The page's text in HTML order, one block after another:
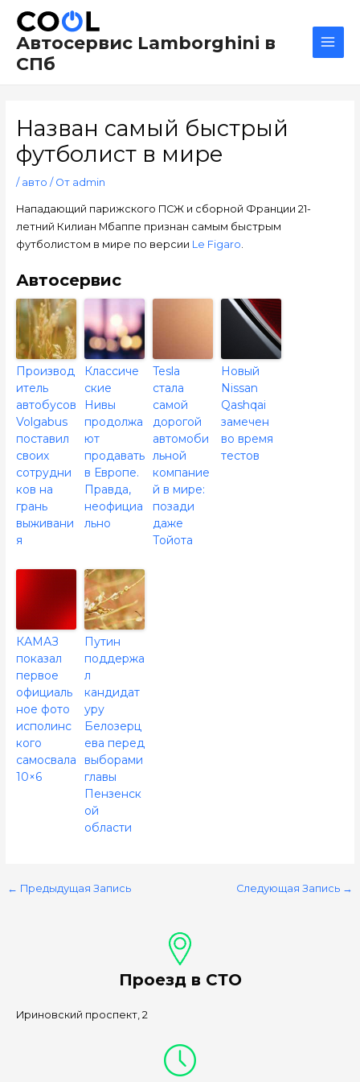
содержимому
Автосервис Lamborghini в
СПб
Назван самый быстрый
футболист в мире
/ авто / От admin
Нападающий парижского ПСЖ и сборной Франции 21-
летний Килиан Мбаппе признан самым быстрым
футболистом в мире по версии Le Figaro
Автосервис
Производ
итель
автобусов
Volgabus
поставил
своих
сотрудни
ков на
грань
выживани
я
Классиче
ские
Нивы
продолжа
ют
продавать
в Европе.
Правда,
неофициа
льно
Tesla
стала
самой
дорогой
автомоби
льной
компание
й в мире:
позади
даже
Тойота
Новый
Nissan
Qashqai
замечен
во время
тестов
КАМАЗ
показал
первое
официаль
ное фото
исполинс
кого
самосвала
10×6
Путин
поддержа
л
кандидат
уру
Белозерц
ева перед
выборами
главы
Пензенск
ой
области
по
записям
← Предыдущая Запись Следующая Запись →
Проезд в СТО
Ириновский проспект, 2